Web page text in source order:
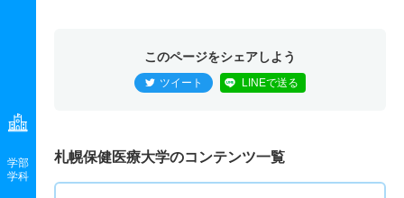
学部
学科
このページをシェアしよう
ツイート LINEで送る
札幌保健医療大学のコンテンツ一覧